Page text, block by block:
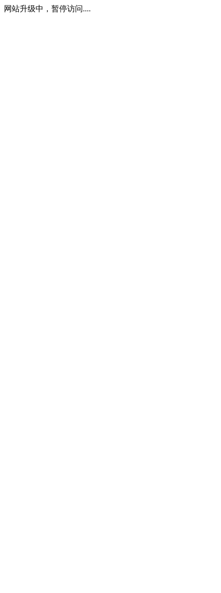
网站升级中，暂停访问....